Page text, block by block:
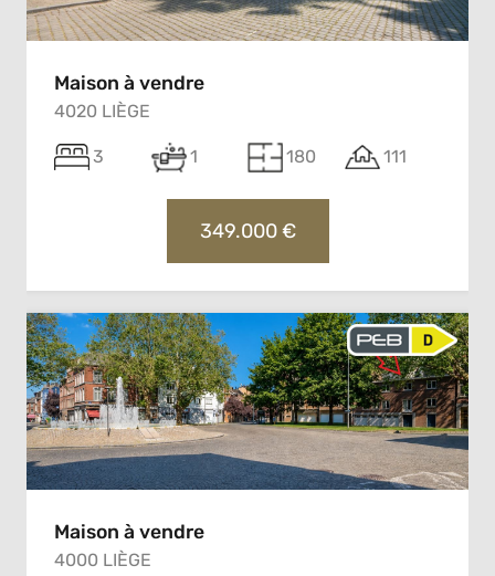
Maison à vendre
4020 LIÈGE
3 1 180 111
349.000 €
Maison à vendre
4000 LIÈGE